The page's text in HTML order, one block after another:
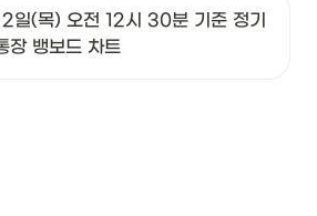
(목) 오전 12시 30분 기준 정기
장 뱅보드 차트